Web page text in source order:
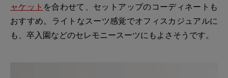
ャケット を合わせて、セットアップのコーディネートも
おすすめ。ライトなスーツ感覚でオフィスカジュアルに
も、卒入園などのセレモニースーツにもよさそうです。